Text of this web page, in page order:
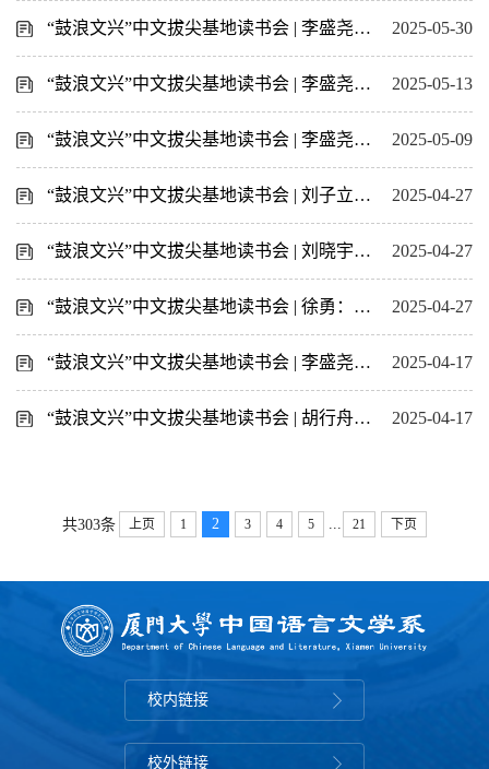
2025-05-30
“鼓浪文兴”中文拔尖基地读书会 | 李盛尧：引读《苏轼诗集》（五）
2025-05-13
“鼓浪文兴”中文拔尖基地读书会 | 李盛尧：引读《苏轼诗集》（四）
2025-05-09
“鼓浪文兴”中文拔尖基地读书会 | 李盛尧：引读《苏轼诗集》（三）
2025-04-27
“鼓浪文兴”中文拔尖基地读书会 | 刘子立：引读《论语》
2025-04-27
“鼓浪文兴”中文拔尖基地读书会 | 刘晓宇：读《中国小说叙事模式的转变》
2025-04-27
“鼓浪文兴”中文拔尖基地读书会 | 徐勇：“角度新锐，论证缜密”
2025-04-17
“鼓浪文兴”中文拔尖基地读书会 | 李盛尧：引读《苏轼诗集》（二）
2025-04-17
“鼓浪文兴”中文拔尖基地读书会 | 胡行舟：《应物兄》研读
共303条 上页 1 2 3 4 5 21 下页
校内链接
校外链接